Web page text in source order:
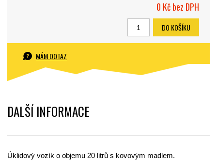
0 Kčbez DPH
DO KOŠÍKU
MÁM DOTAZ
DALŠÍ INFORMACE
Úklidový vozík o objemu 20 litrů s kovovým madlem.